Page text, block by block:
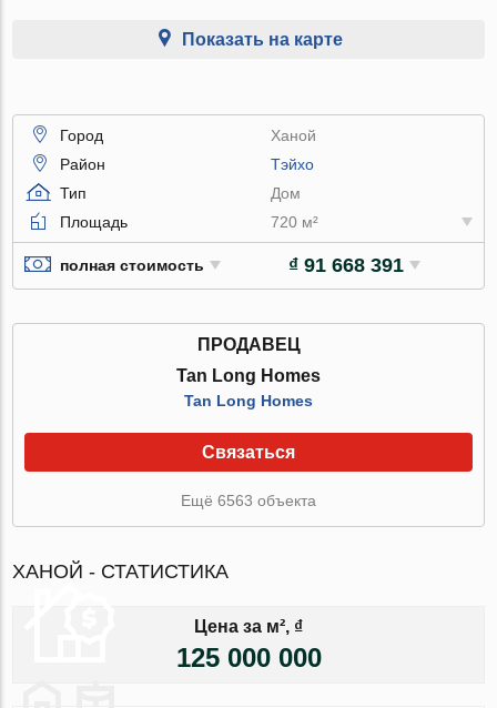
Показать на карте
Город
Ханой
Район
Тэйхо
Тип
Дом
Площадь
720 м²
полная стоимость ₫ 91 668 391
ПРОДАВЕЦ
Tan Long Homes
Tan Long Homes
Связаться
Ещё 6563 объекта
ХАНОЙ - СТАТИСТИКА
Цена за м², ₫
125 000 000